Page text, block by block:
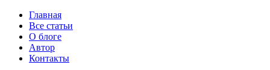
Главная
Все статьи
О блоге
Автор
Контакты